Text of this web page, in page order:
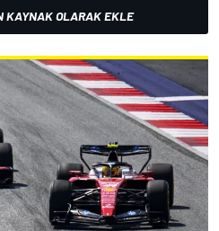
KAYNAK OLARAK EKLE